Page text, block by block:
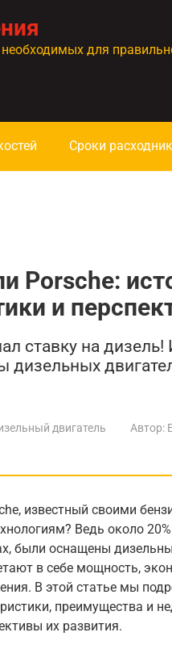
для
Сроки
Porsche:
и
ставку на дизель!
двигатель Автор:
известный своими
Ведь около
были оснащены
в себе мощность,
В этой статье мы
преимущества и
их развития.